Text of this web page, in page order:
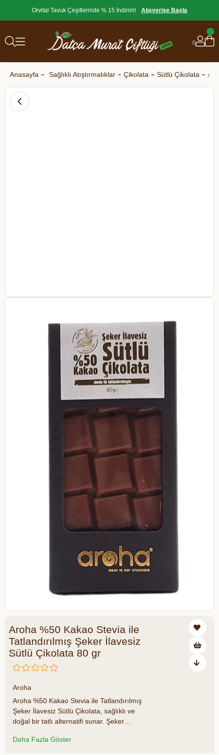
Orvital Tavuk Çeşitlerinde % 15 İndirim! Alışverişe Başla
Anasayfa Sağlıklı Atıştırmalıklar Çikolata Sütlü Çikolata
Aroha %50 Kakao Stevia ile
Tatlandırılmış Şeker İlavesiz
Sütlü Çikolata 80 gr
Aroha
Aroha %50 Kakao Stevia ile Tatlandırılmış
Şeker İlavesiz Sütlü Çikolata, sağlıklı ve
doğal bir tatlı alternatifi sunar. Şeker
tatlı isteğinizi sağlıklı bir şekilde karşılar.
Daha Fazla Göster